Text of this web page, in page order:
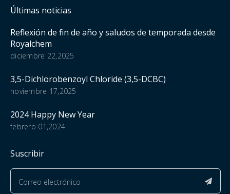
Últimas noticias
Reflexión de fin de año y saludos de temporada desde
Royalchem
diciembre 22,2025
3,5-Dichlorobenzoyl Chloride (3,5-DCBC)
noviembre 17,2025
2024 Happy New Year
febrero 01,2024
Suscribir